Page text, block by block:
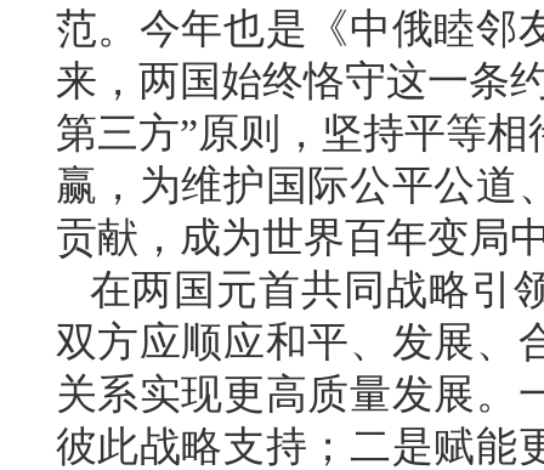
范。今年也是《中俄睦邻
来，两国始终恪守这一条
第三方”原则，坚持平等
赢，为维护国际公平公道
贡献，成为世界百年变局
在两国元首共同战略引
双方应顺应和平、发展、
关系实现更高质量发展。
彼此战略支持；二是赋能